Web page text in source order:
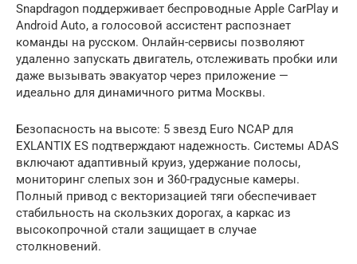
Snapdragon поддерживает беспроводные Apple CarPlay и
Android Auto, а голосовой ассистент распознает
команды на русском. Онлайн-сервисы позволяют
удаленно запускать двигатель, отслеживать пробки или
даже вызывать эвакуатор через приложение —
идеально для динамичного ритма Москвы.
Безопасность на высоте: 5 звезд Euro NCAP для
EXLANTIX ES подтверждают надежность. Системы ADAS
включают адаптивный круиз, удержание полосы,
мониторинг слепых зон и 360-градусные камеры.
Полный привод с векторизацией тяги обеспечивает
стабильность на скользких дорогах, а каркас из
высокопрочной стали защищает в случае
столкновений.